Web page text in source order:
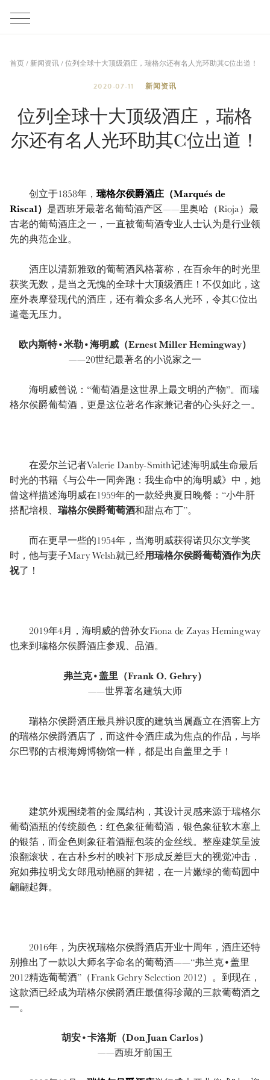
首页/新闻资讯/位列全球十大顶级酒庄，瑞格尔还有名人光环助其C位出道！
2020-07-11 新闻资讯
位列全球十大顶级酒庄，瑞格
尔还有名人光环助其C位出道！
创立于1858年， 瑞格尔侯爵酒庄（Marqués de
Riscal） 是西班牙最著名葡萄酒产区——里奥哈（Rioja）最
古老的葡萄酒庄之一，一直被葡萄酒专业人士认为是行业领
先的典范企业。
酒庄以清新雅致的葡萄酒风格著称，在百余年的时光里
获奖无数，是当之无愧的全球十大顶级酒庄！不仅如此，这
座外表摩登现代的酒庄，还有着众多名人光环，令其C位出
道毫无压力。
欧内斯特•米勒•海明威（Ernest Miller Hemingway）
——20世纪最著名的小说家之一
海明威曾说：“葡萄酒是这世界上最文明的产物”。而瑞
格尔侯爵葡萄酒，更是这位著名作家兼记者的心头好之一。
在爱尔兰记者Valerie Danby-Smith记述海明威生命最后
时光的书籍《与公牛一同奔跑：我生命中的海明威》中，她
曾这样描述海明威在1959年的一款经典夏日晚餐：“小牛肝
搭配培根、 瑞格尔侯爵葡萄酒和甜点布丁”。
而在更早一些的1954年，当海明威获得诺贝尔文学奖
时，他与妻子Mary Welsh就已经用瑞格尔侯爵葡萄酒作为庆
祝了！
2019年4月，海明威的曾孙女Fiona de Zayas Hemingway
也来到瑞格尔侯爵酒庄参观、品酒。
弗兰克•盖里（Frank O. Gehry）
——世界著名建筑大师
瑞格尔侯爵酒庄最具辨识度的建筑当属矗立在酒窖上方
的瑞格尔侯爵酒店了，而这件令酒庄成为焦点的作品，与毕
尔巴鄂的古根海姆博物馆一样，都是出自盖里之手！
建筑外观围绕着的金属结构，其设计灵感来源于瑞格尔
葡萄酒瓶的传统颜色：红色象征葡萄酒，银色象征软木塞上
的银箔，而金色则象征着酒瓶包装的金丝线。整座建筑呈波
浪翻滚状，在古朴乡村的映衬下形成反差巨大的视觉冲击，
宛如弗拉明戈女郎甩动艳丽的舞裙，在一片嫩绿的葡萄园中
翩翩起舞。
2016年，为庆祝瑞格尔侯爵酒店开业十周年，酒庄还特
别推出了一款以大师名字命名的葡萄酒——“弗兰克•盖里
2012精选葡萄酒”（Frank Gehry Selection 2012）。到现在，
这款酒已经成为瑞格尔侯爵酒庄最值得珍藏的三款葡萄酒之
一。
胡安•卡洛斯（Don Juan Carlos）
——西班牙前国王